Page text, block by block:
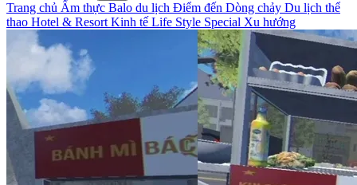
Trang chủ Ẩm thực Balo du lịch Điểm đến Dòng chảy Du lịch thể
thao Hotel & Resort Kinh tế Life Style Special Xu hướng